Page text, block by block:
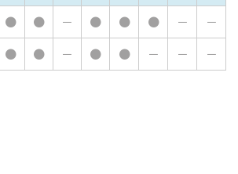
● ● － ● ● ● －
－
● ● － ● ● － － －